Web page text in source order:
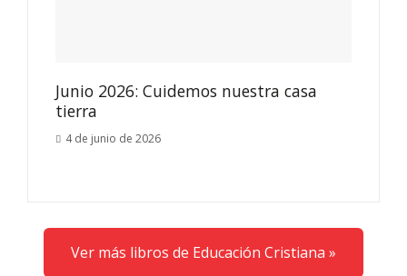
Junio 2026: Cuidemos nuestra casa
tierra
4 de junio de 2026
Ver más libros de Educación Cristiana »